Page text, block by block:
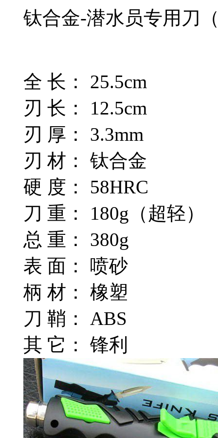
钛合金-潜水员专用刀
全 长： 25.5cm
刃 长： 12.5cm
刃 厚： 3.3mm
刃 材： 钛合金
硬 度： 58HRC
刀 重： 180g（超轻）
总 重： 380g
表 面： 喷砂
柄 材： 橡塑
刀 鞘： ABS
其 它： 锋利